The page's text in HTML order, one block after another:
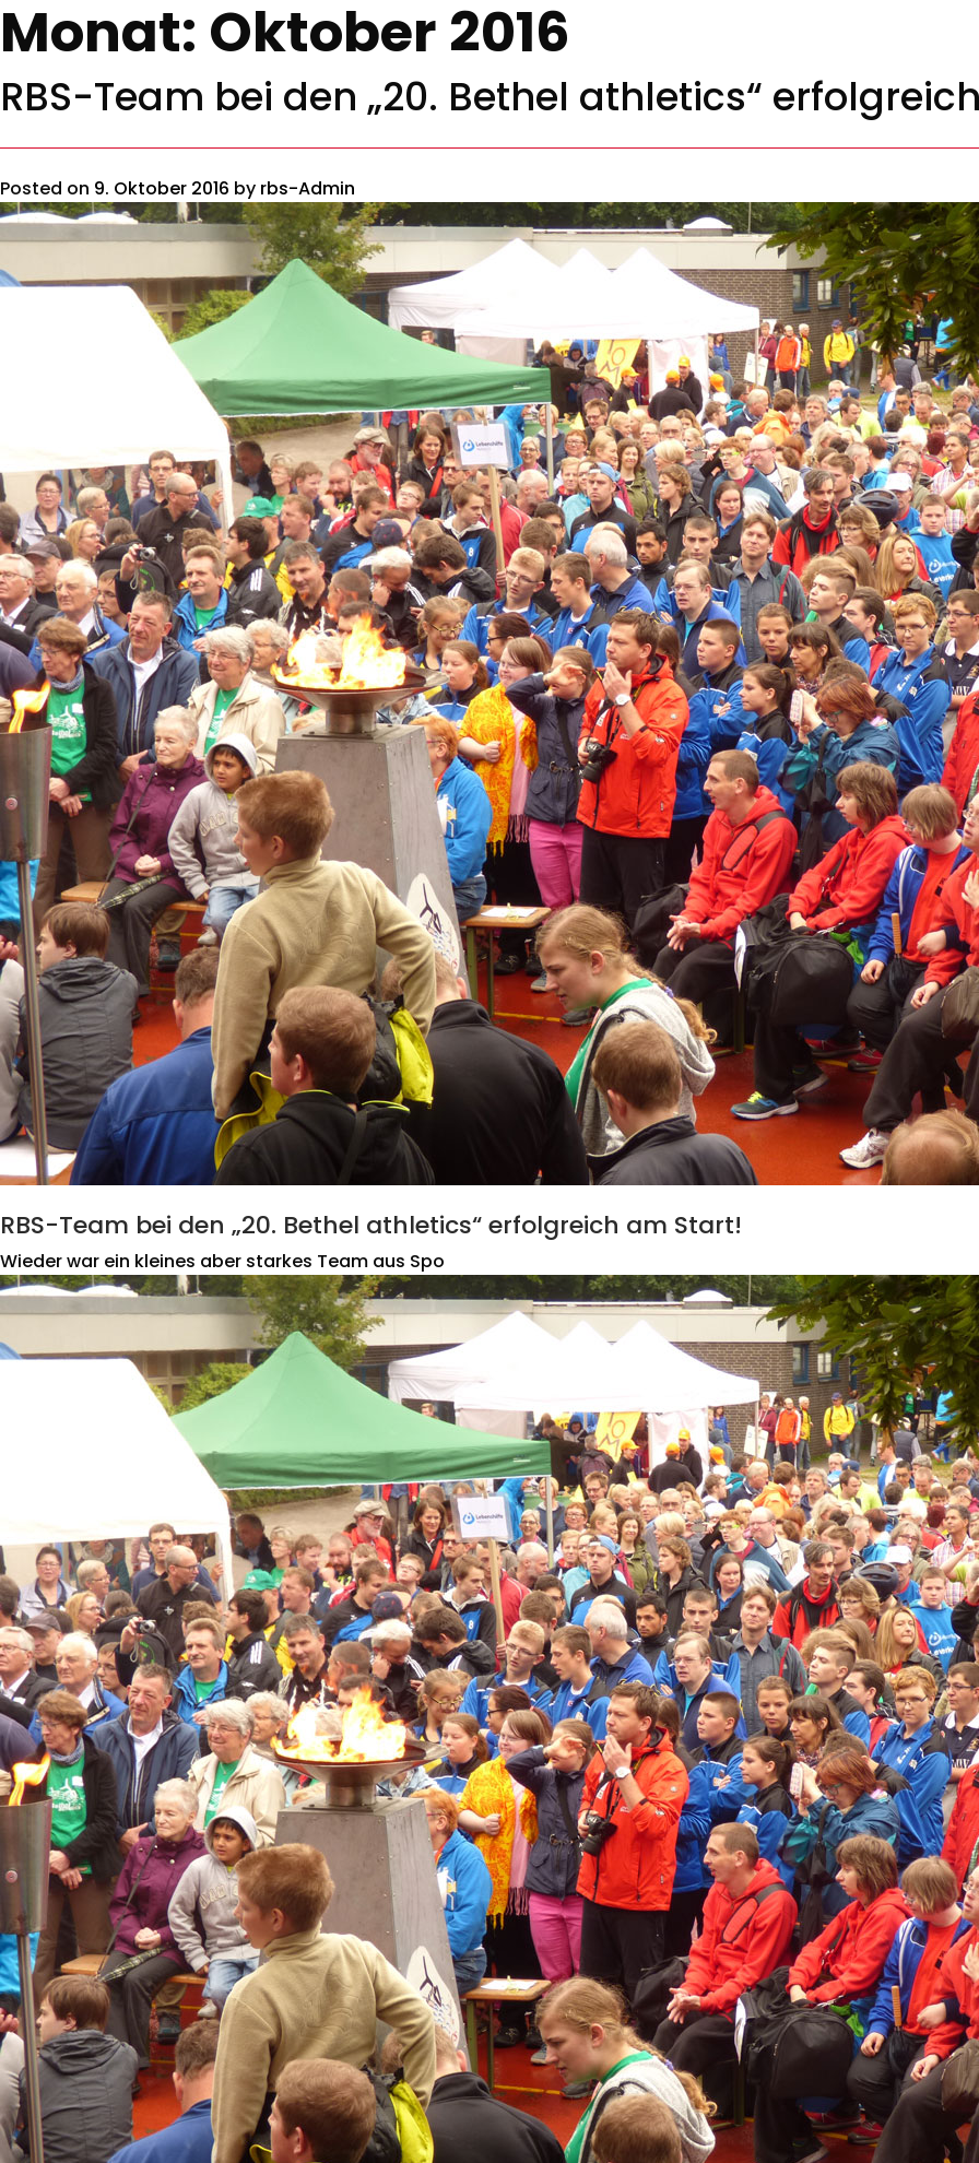
Monat: Oktober 2016
RBS-Team bei den „20. Bethel athletics“
Posted on 9. Oktober 2016 by rbs-Admin
RBS-Team bei den „20. Bethel athletics“ erfolgreich am Start!
Wieder war ein kleines aber starkes Team aus Spo